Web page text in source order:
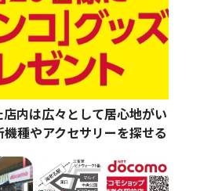
店内は広々として居心地がい
種やアクセサリーを探せる